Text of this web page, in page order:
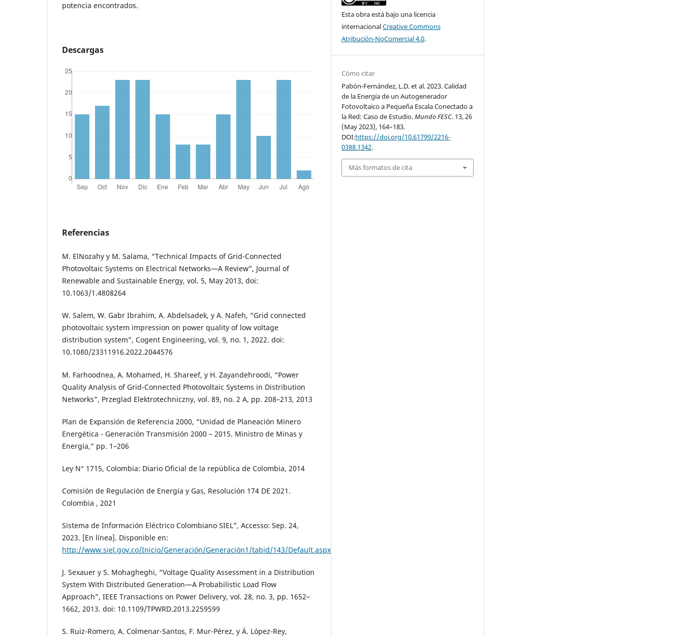
potencia encontrados.
Descargas
Referencias
M. ElNozahy y M. Salama, “Technical Impacts of Grid-Connected
Photovoltaic Systems on Electrical Networks—A Review”, Journal of
Renewable and Sustainable Energy, vol. 5, May 2013, doi:
10.1063/1.4808264
W. Salem, W. Gabr Ibrahim, A. Abdelsadek, y A. Nafeh, “Grid connected
photovoltaic system impression on power quality of low voltage
distribution system”, Cogent Engineering, vol. 9, no. 1, 2022. doi:
10.1080/23311916.2022.2044576
M. Farhoodnea, A. Mohamed, H. Shareef, y H. Zayandehroodi, “Power
Quality Analysis of Grid-Connected Photovoltaic Systems in Distribution
Networks”, Przeglad Elektrotechniczny, vol. 89, no. 2 A, pp. 208–213, 2013
Plan de Expansión de Referencia 2000, “Unidad de Planeación Minero
Energética - Generación Transmisión 2000 – 2015. Ministro de Minas y
Energía,” pp. 1–206
Ley N° 1715, Colombia: Diario Oficial de la república de Colombia, 2014
Comisión de Regulación de Energía y Gas, Resolución 174 DE 2021.
Colombia , 2021
Sistema de Información Eléctrico Colombiano SIEL”, Accesso: Sep. 24,
2023. [En línea]. Disponible en:
http://www.siel.gov.co/Inicio/Generación/Generación1/tabid/143/Default.aspx
J. Sexauer y S. Mohagheghi, “Voltage Quality Assessment in a Distribution
System With Distributed Generation—A Probabilistic Load Flow
Approach”, IEEE Transactions on Power Delivery, vol. 28, no. 3, pp. 1652–
1662, 2013. doi: 10.1109/TPWRD.2013.2259599
S. Ruiz-Romero, A. Colmenar-Santos, F. Mur-Pérez, y Á. López-Rey,
Esta obra está bajo una licencia
internacionalCreative Commons
Atribución-NoComercial 4.0.
Cómo citar
Pabón-Fernández, L.D. et al. 2023. Calidad
de la Energía de un Autogenerador
Fotovoltaico a Pequeña Escala Conectado a
la Red: Caso de Estudio.Mundo FESC. 13, 26
(May 2023), 164–183.
DOI:https://doi.org/10.61799/2216-
0388.1342.
Más formatos de cita